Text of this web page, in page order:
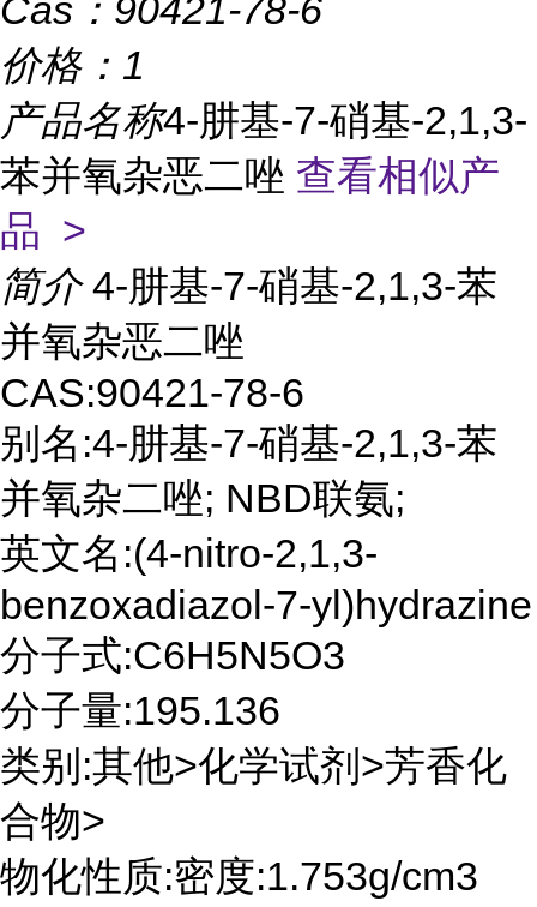
Cas： 90421-78-6
价格： 1
产品名称4-肼基-7-硝基-2,1,3-
苯并氧杂恶二唑 查看相似产
品 >
简介 4-肼基-7-硝基-2,1,3-苯
并氧杂恶二唑
CAS:90421-78-6
别名:4-肼基-7-硝基-2,1,3-苯
并氧杂二唑; NBD联氨;
英文名:(4-nitro-2,1,3-
benzoxadiazol-7-yl)hydrazine
分子式:C6H5N5O3
分子量:195.136
类别:其他>化学试剂>芳香化
合物>
物化性质:密度:1.753g/cm3